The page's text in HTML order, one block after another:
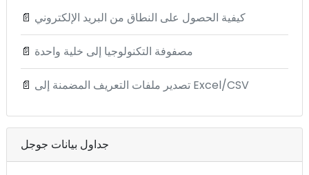
📄 كيفية الحصول على النطاق من البريد الإلكتروني
📄 مصفوفة التكنولوجيا إلى خلية واحدة
📄 تصدير ملفات التعريف المضمنة إلى Excel/CSV
جداول بيانات جوجل